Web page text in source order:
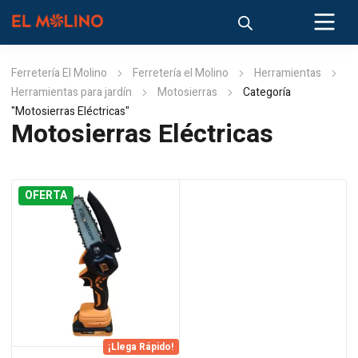
Ferretería El Molino Ferretería el Molino
Herramientas
Herramientas para jardín
Motosierras
Categoría
"Motosierras Eléctricas"
Motosierras Eléctricas
OFERTA
¡Llega Rápido!